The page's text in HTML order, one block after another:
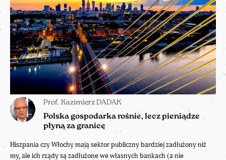
Prof. Kazimierz DADAK
Polska gospodarka rośnie, lecz pieniądze
płyną za granicę
Hiszpania czy Włochy mają sektor publiczny bardziej zadłużony niż
my, ale ich rządy są zadłużone we własnych bankach (a nie